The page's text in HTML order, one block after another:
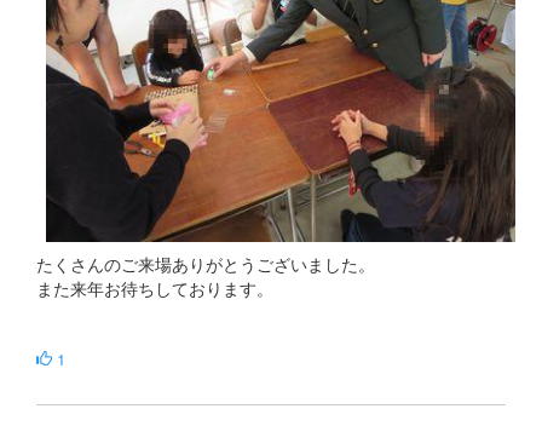
たくさんのご来場ありがとうございました。
また来年お待ちしております。
1